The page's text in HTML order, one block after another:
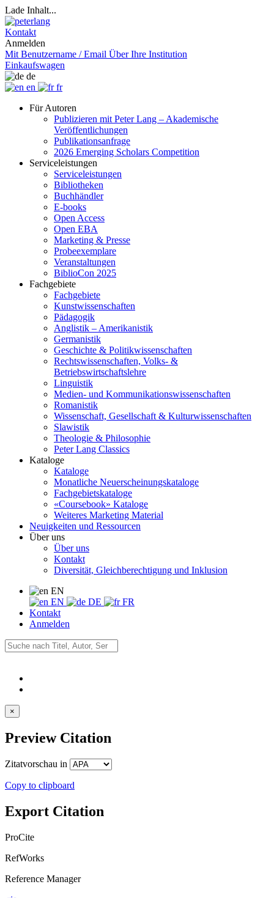
Lade Inhalt...
Kontakt
Anmelden
Mit Benutzername / Email Über Ihre Institution
Einkaufswagen
de
en
fr
Für Autoren
Publizieren mit Peter Lang – Akademische
Veröffentlichungen
Publikationsanfrage
2026 Emerging Scholars Competition
Serviceleistungen
Serviceleistungen
Bibliotheken
Buchhändler
E-books
Open Access
Open EBA
Marketing & Presse
Probeexemplare
Veranstaltungen
BiblioCon 2025
Fachgebiete
Fachgebiete
Kunstwissenschaften
Pädagogik
Anglistik – Amerikanistik
Germanistik
Geschichte & Politikwissenschaften
Rechtswissenschaften, Volks- &
Betriebswirtschaftslehre
Linguistik
Medien- und Kommunikationswissenschaften
Romanistik
Wissenschaft, Gesellschaft & Kulturwissenschaften
Slawistik
Theologie & Philosophie
Peter Lang Classics
Kataloge
Kataloge
Monatliche Neuerscheinungskataloge
Fachgebietskataloge
«Coursebook» Kataloge
Weiteres Marketing Material
Neuigkeiten und Ressourcen
Über uns
Über uns
Kontakt
Diversität, Gleichberechtigung und Inklusion
EN
EN
DE
FR
Kontakt
Anmelden
×
Preview Citation
Zitatvorschau in
Copy to clipboard
Export Citation
ProCite
RefWorks
Reference Manager